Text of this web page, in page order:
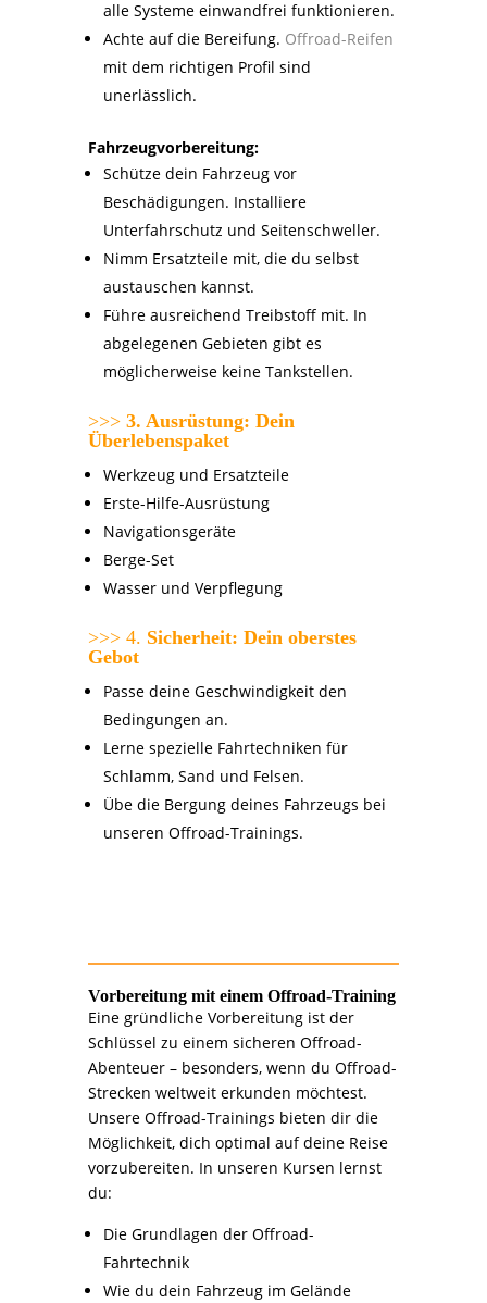
alle Systeme einwandfrei funktionieren.
Achte auf die Bereifung. Offroad-Reifen
mit dem richtigen Profil sind
unerlässlich.
Fahrzeugvorbereitung:
Schütze dein Fahrzeug vor
Beschädigungen. Installiere
Unterfahrschutz und Seitenschweller.
Nimm Ersatzteile mit, die du selbst
austauschen kannst.
Führe ausreichend Treibstoff mit. In
abgelegenen Gebieten gibt es
möglicherweise keine Tankstellen.
>>> 3. Ausrüstung: Dein
Überlebenspaket
Werkzeug und Ersatzteile
Erste-Hilfe-Ausrüstung
Navigationsgeräte
Berge-Set
Wasser und Verpflegung
>>> 4. Sicherheit: Dein oberstes
Gebot
Passe deine Geschwindigkeit den
Bedingungen an.
Lerne spezielle Fahrtechniken für
Schlamm, Sand und Felsen.
Übe die Bergung deines Fahrzeugs bei
unseren Offroad-Trainings.
Vorbereitung mit einem Offroad-Training
Eine gründliche Vorbereitung ist der
Schlüssel zu einem sicheren Offroad-
Abenteuer – besonders, wenn du Offroad-
Strecken weltweit erkunden möchtest.
Unsere Offroad-Trainings bieten dir die
Möglichkeit, dich optimal auf deine Reise
vorzubereiten. In unseren Kursen lernst
du:
Die Grundlagen der Offroad-
Fahrtechnik
Wie du dein Fahrzeug im Gelände